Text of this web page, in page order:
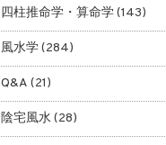
四柱推命学・算命学(143)
風水学(284)
Q&A (21)
陰宅風水(28)